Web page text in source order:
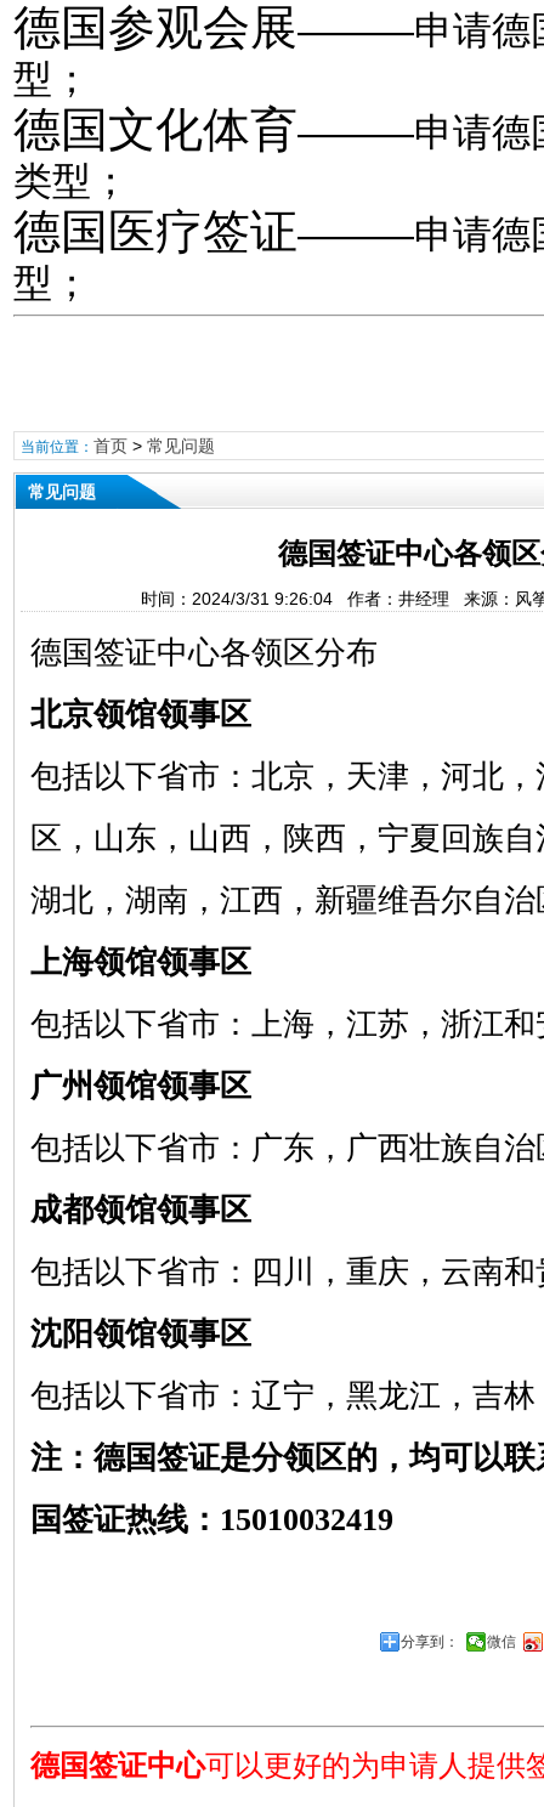
德国参观会展———申请德
型；
德国文化体育———申请德
类型；
德国医疗签证———申请德
型；
当前位置： 首页> 常见问题
常见问题
德国签证中心各领
时间：2024/3/31 9:26:04 作者：井经理 来源：风
德国签证中心各领区分布
北京领馆领事区
包括以下省市：北京，天津，河北
区，山东，山西，陕西，宁夏回族
湖北，湖南，江西，新疆维吾尔自
上海领馆领事区
包括以下省市：上海，江苏，浙江和
广州领馆领事区
包括以下省市：广东，广西壮族自
成都领馆领事区
包括以下省市：四川，重庆，云南和
沈阳领馆领事区
包括以下省市：辽宁，黑龙江，吉林
注：德国签证是分领区的，均可以
国签证热线：15010032419
分享到： 微信
德国签证中心可以更好的为申请人提供